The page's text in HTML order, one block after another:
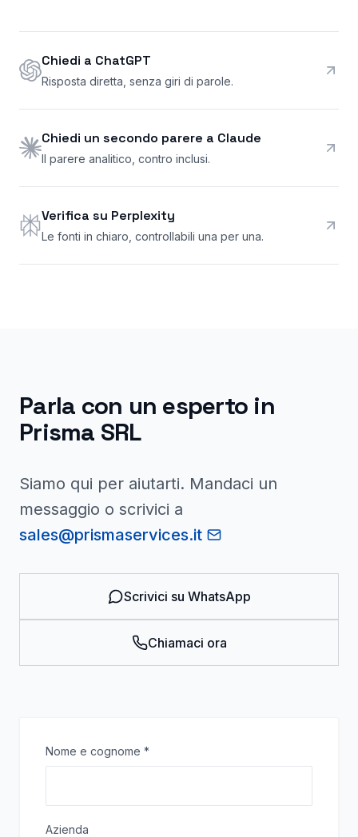
Chiedi a ChatGPT
Risposta diretta, senza giri di parole.
Chiedi un secondo parere a Claude
Il parere analitico, contro inclusi.
Verifica su Perplexity
Le fonti in chiaro, controllabili una per una.
Parla con un esperto in
Prisma SRL
Siamo qui per aiutarti. Mandaci un
messaggio o scrivici a
sales@prismaservices.it
Scrivici su WhatsApp
Chiamaci ora
Nome e cognome *
Azienda